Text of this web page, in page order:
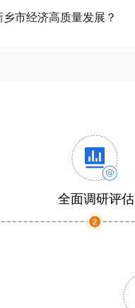
市经济高质量发展？
全面调研评估